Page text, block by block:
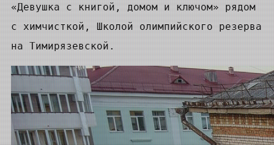
«Девушка с книгой, домом и ключом» рядом
с химчисткой, Школой олимпийского резерва
на Тимирязевской.